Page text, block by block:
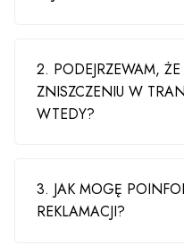
2. PODEJRZEWAM,
ZNISZCZENIU W
WTEDY?
3. JAK MOGĘ
REKLAMACJI?